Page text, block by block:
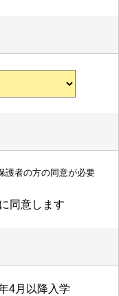
護者の方の同意が必要
同意します
4月以降入学